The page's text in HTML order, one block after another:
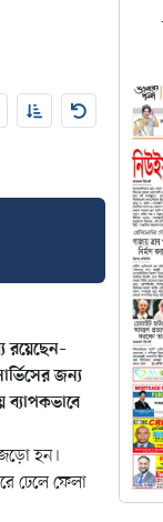
রয়েছেন–
জন্য
ব্যাপকভাবে
জড়ো হন।
ঢেলে ফেলা